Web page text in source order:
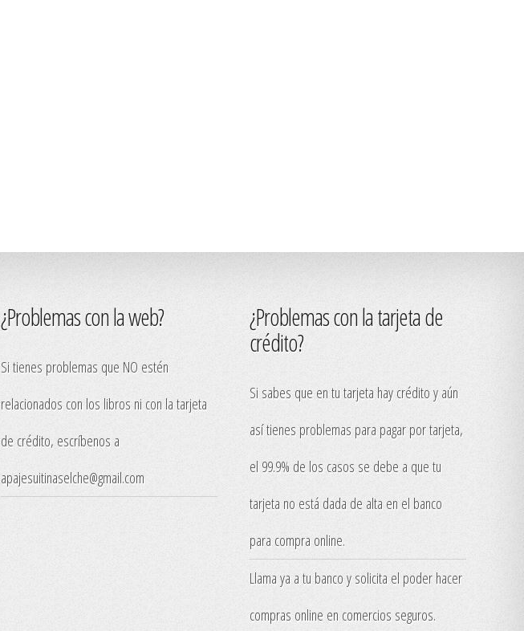
¿Problemas con la web?
Si tienes problemas que NO estén
relacionados con los libros ni con la tarjeta
de crédito, escríbenos a
apajesuitinaselche@gmail.com
¿Problemas con la tarjeta de
crédito?
Si sabes que en tu tarjeta hay crédito y aún
así tienes problemas para pagar por tarjeta,
el 99.9% de los casos se debe a que tu
tarjeta no está dada de alta en el banco
para compra online.
Llama ya a tu banco y solicita el poder hacer
compras online en comercios seguros.